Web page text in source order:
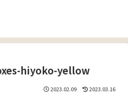
hiyoko-yellow
2023.02.09 2023.03.16